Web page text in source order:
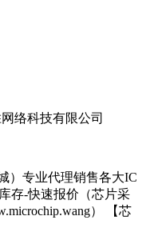
络科技有限公司
）专业代理销售各大IC
存-快速报价（芯片采
） 【芯